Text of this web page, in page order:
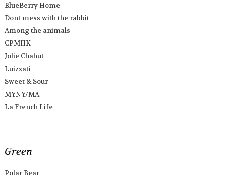
BlueBerry Home
Dont mess with the rabbit
Among the animals
CPMHK
Jolie Chahut
Luizzati
Sweet & Sour
MYNY/MA
La French Life
Green
Polar Bear